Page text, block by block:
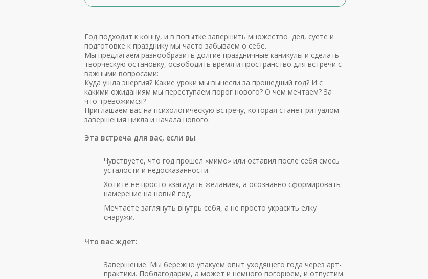
Год подходит к концу, и в попытке завершить множество дел, суете и
подготовке к празднику мы часто забываем о себе.
Мы предлагаем разнообразить долгие праздничные каникулы и сделать
творческую остановку, освободить время и пространство для встречи с
важными вопросами:
Куда ушла энергия? Какие уроки мы вынесли за прошедший год? И с
какими ожиданиям мы переступаем порог нового? О чем мечтаем? За
что тревожимся?
Приглашаем вас на психологическую встречу, которая станет ритуалом
завершения цикла и начала нового.
Эта встреча для вас, если вы:
Чувствуете, что год прошел «мимо» или оставил после себя смесь
усталости и недосказанности.
Хотите не просто «загадать желание», а осознанно сформировать
намерение на новый год.
Мечтаете заглянуть внутрь себя, а не просто украсить елку
снаружи.
Что вас ждет:
Завершение. Мы бережно упакуем опыт уходящего года через арт-
практики. Поблагодарим, а может и немного погорюем, и отпустим.